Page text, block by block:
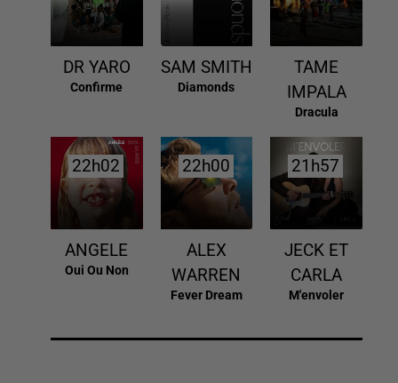
DR YARO
Confirme
SAM SMITH
Diamonds
TAME
IMPALA
Dracula
22h02
22h02
ANGELE
Oui Ou Non
22h00
22h00
ALEX
WARREN
Fever Dream
21h57
21h57
JECK ET
CARLA
M'envoler